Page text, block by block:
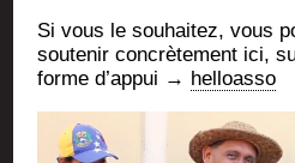
Si vous le sou­hai­tez, vous
sou­te­nir concrè­te­ment ici,
forme d’appui → hel­loas­so